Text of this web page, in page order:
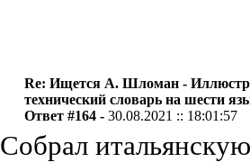
Re: Ищется А. Шломан -
технический словарь на шести
Ответ #164 -30.08.2021 :: 18:01:57
Собрал